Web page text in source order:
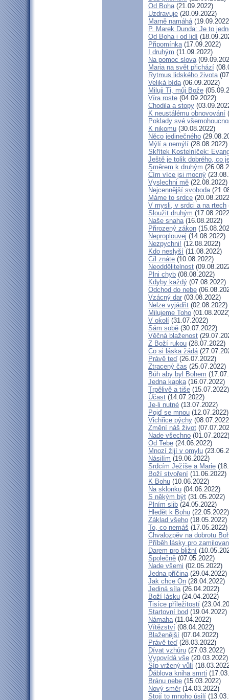
Od Boha(21.09.2022)
Uzdravuje (20.09.2022)
Marně namáhá
P. Marek Dunda: Je to
Od Boha i od lidí
Připomínka(17.09.2022)
I druhým (11.09.2022)
Na pomoc slova
Maria na svět přichází
Rytmus lidského života
Veliká bída(06.09.2022)
Miluji Ti, můj Bože
Víra roste (04.09.2022)
Chodila a stopy
K neustálému obnovování
Poklady své
K nikomu (30.08.2022)
Něco jedinečného
Mýlí a nemýlí (28.08.2022)
Skřítek Kostelníček:
Ještě je tolik dobrého, co
Směrem k druhým
Čím více jsi mocný
Vyslechni mě (22.08.2022)
Nejcennější svoboda
Máme to srdce
V mysli, v srdci a na rtech
Sloužit druhým
Naše snaha(16.08.2022)
Přirozený zákon
Neproplouvej (14.08.2022)
Nezpychni! (12.08.2022)
Kdo neslyší (11.08.2022)
Cíl znáte (10.08.2022)
Neoddělitelnost
Plni chyb (08.08.2022)
Kdyby každý (07.08.2022)
Odchod do nebe
Vzácný dar (03.08.2022)
Nelze vyjádřit (02.08.2022)
Milujeme Toho
V okolí (31.07.2022)
Sám sobě (30.07.2022)
Věčná blaženost
Z Boží rukou (28.07.2022)
Co si láska žádá
Právě teď (26.07.2022)
Ztracený čas (25.07.2022)
Bůh aby byl Bohem
Jedna kapka(16.07.2022)
Trpělivě a tiše (15.07.2022)
Účast (14.07.2022)
Je-li nutné (13.07.2022)
Pojď se mnou (12.07.2022)
Vichřice pýchy
Změní náš život
Nade všechno (01.07.2022)
Od Tebe (24.06.2022)
Mnozí žijí v omylu
Násilím (19.06.2022)
Srdcím Ježíše a Marie
Boží stvoření (11.06.2022)
K Bohu (10.06.2022)
Na sklonku (04.06.2022)
S někým být (31.05.2022)
Plním slib (24.05.2022)
Hledět k Bohu (22.05.2022)
Základ všeho (18.05.2022)
To, co nemáš (17.05.2022)
Chvalozpěv na dobrotu
Příběh lásky pro
Darem pro bližní
Společně (07.05.2022)
Nade všemi (02.05.2022)
Jedna příčina(29.04.2022)
Jak chce On (28.04.2022)
Jediná síla(26.04.2022)
Boží lásku (24.04.2022)
Tisíce příležitostí
Startovní bod (19.04.2022)
Námaha(11.04.2022)
Vítězství (08.04.2022)
Blaženější (07.04.2022)
Právě teď (28.03.2022)
Dívat vzhůru (27.03.2022)
Vypovídá vše (20.03.2022)
Šíp vržený vůlí
Ďáblova kniha smrti
Bránu nebe (15.03.2022)
Nový směr (14.03.2022)
Stojí to mnoho úsilí